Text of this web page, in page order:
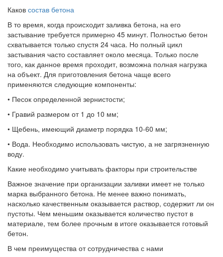
Каков состав бетона
В то время, когда происходит заливка бетона, на его
застывание требуется примерно 45 минут. Полностью бетон
схватывается только спустя 24 часа. Но полный цикл
застывания часто составляет около месяца. Только после
того, как данное время проходит, возможна полная нагрузка
на объект. Для приготовления бетона чаще всего
применяются следующие компоненты:
• Песок определенной зернистости;
• Гравий размером от 1 до 10 мм;
• Щебень, имеющий диаметр порядка 10-60 мм;
• Вода. Необходимо использовать чистую, а не загрязненную
воду.
Какие необходимо учитывать факторы при строительстве
Важное значение при организации заливки имеет не только
марка выбранного бетона. Не менее важно понимать,
насколько качественным оказывается раствор, содержит ли он
пустоты. Чем меньшим оказывается количество пустот в
материале, тем более прочным в итоге оказывается готовый
бетон.
В чем преимущества от сотрудничества с нами